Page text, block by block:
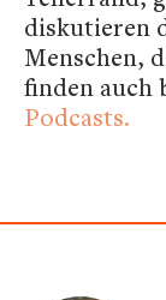
diskutieren
Menschen,
finden auch
Podcasts.